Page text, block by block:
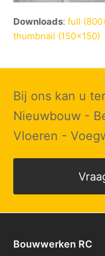
Downloads:full
thumbnail (150x150)
Bij ons kan u
Nieuwbouw -
Vloeren -
Bouwwerken RC